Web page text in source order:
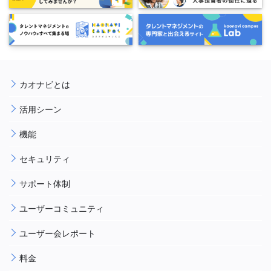
カオナビとは
活用シーン
機能
セキュリティ
サポート体制
ユーザーコミュニティ
ユーザー会レポート
料金